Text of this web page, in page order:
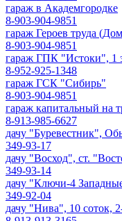
гараж в Академгородке
8-903-904-9851
гараж Героев труда
8-903-904-9851
гараж ГПК "Истоки", 1
8-952-925-1348
гараж ГСК "Сибирь"
8-903-904-9851
гараж капитальный на
8-913-985-6627
дачу "Буревестник",
349-93-17
дачу "Восход", ст.
349-93-14
дачу "Ключи-4
349-92-04
дачу "Нива", 10 соток,